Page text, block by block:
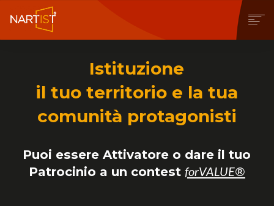
CONTATTI
Istituzione
il tuo territorio e la tua
comunità protagonisti
Puoi essere Attivatore o dare il tuo
Patrocinio a un contest forVALUE®